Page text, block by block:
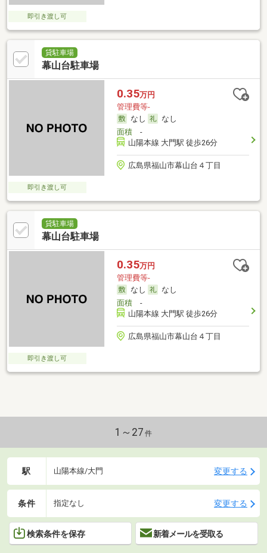
即引き渡し可
貸駐車場
幕山台駐車場
0.35万円
管理費等-
なし
なし
面積-
山陽本線 大門駅 徒歩26分
広島県福山市幕山台４丁目
即引き渡し可
貸駐車場
幕山台駐車場
0.35万円
管理費等-
なし
なし
面積-
山陽本線 大門駅 徒歩26分
広島県福山市幕山台４丁目
即引き渡し可
1～27 件
駅 山陽本線/大門 変更する
条件 指定なし 変更する
検索条件を保存 新着メールを受取る